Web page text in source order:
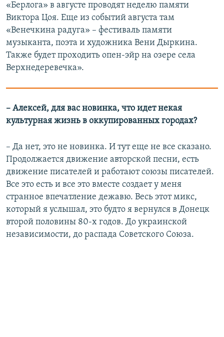
«Берлога» в августе проводят неделю памяти
Виктора Цоя. Еще из событий августа там
«Венечкина радуга» – фестиваль памяти
музыканта, поэта и художника Вени Дыркина.
Также будет проходить опен-эйр на озере села
Верхнедеревечка».
– Алексей, для вас новинка, что идет некая
культурная жизнь в оккупированных городах?
– Да нет, это не новинка. И тут еще не все сказано.
Продолжается движение авторской песни, есть
движение писателей и работают союзы писателей.
Все это есть и все это вместе создает у меня
странное впечатление дежавю. Весь этот микс,
который я услышал, это будто я вернулся в Донецк
второй половины 80-х годов. До украинской
независимости, до распада Советского Союза.